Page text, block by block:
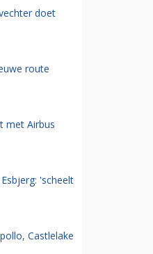
doet
route
met Airbus
'scheelt
Castlelake